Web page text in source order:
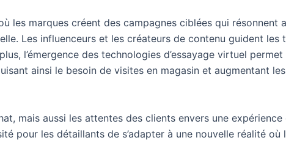
les marques créent des campagnes ciblées qui résonnent
Les influenceurs et les créateurs de contenu guident les
l’émergence des technologies d’essayage virtuel permet
ainsi le besoin de visites en magasin et augmentant
mais aussi les attentes des clients envers une expérience
pour les détaillants de s’adapter à une nouvelle réalité où